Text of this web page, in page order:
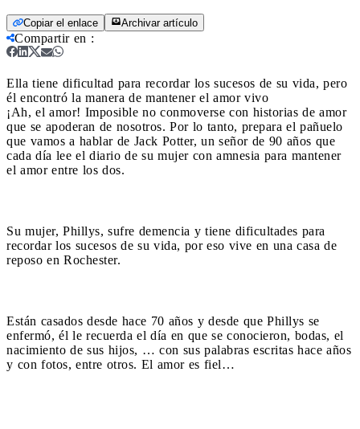
Copiar el enlace Archivar artículo
Compartir en :
Ella tiene dificultad para recordar los sucesos de su vida, pero
él encontró la manera de mantener el amor vivo
¡Ah, el amor! Imposible no conmoverse con historias de amor
que se apoderan de nosotros. Por lo tanto, prepara el pañuelo
que vamos a hablar de Jack Potter, un señor de 90 años que
cada día lee el diario de su mujer con amnesia para mantener
el amor entre los dos.
Su mujer, Phillys, sufre demencia y tiene dificultades para
recordar los sucesos de su vida, por eso vive en una casa de
reposo en Rochester.
Están casados desde hace 70 años y desde que Phillys se
enfermó, él le recuerda el día en que se conocieron, bodas, el
nacimiento de sus hijos, … con sus palabras escritas hace años
y con fotos, entre otros. El amor es fiel…